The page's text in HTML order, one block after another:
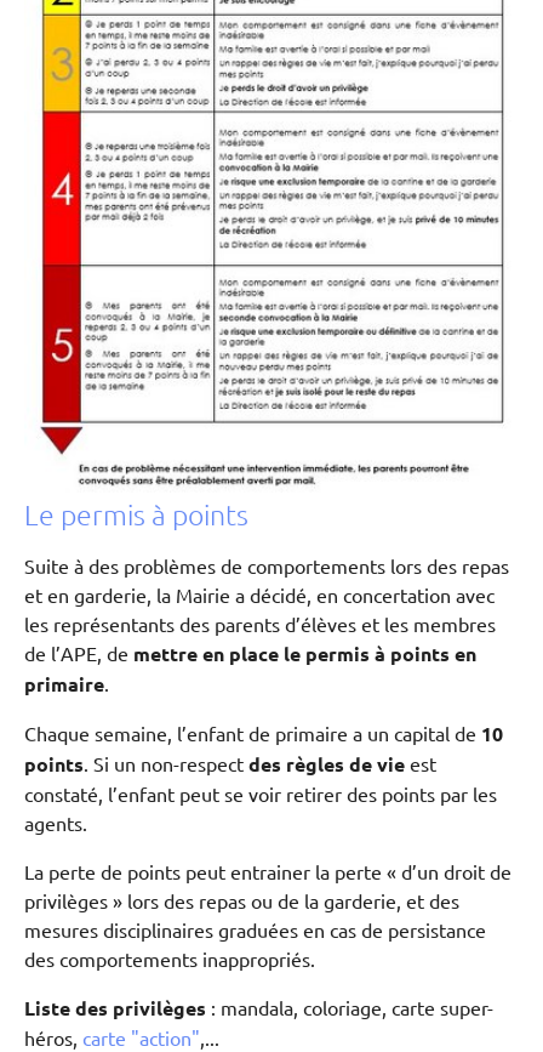
Le permis à points
Suite à des problèmes de comportements lors des repas
et en garderie, la Mairie a décidé, en concertation avec
les représentants des parents d’élèves et les membres
de l’APE, de mettre en place le permis à points en
primaire.
Chaque semaine, l’enfant de primaire a un capital de 10
points. Si un non-respect des règles de vie est
constaté, l’enfant peut se voir retirer des points par les
agents.
La perte de points peut entrainer la perte « d’un droit de
privilèges » lors des repas ou de la garderie, et des
mesures disciplinaires graduées en cas de persistance
des comportements inappropriés.
Liste des privilèges : mandala, coloriage, carte super-
héros, carte "action",...